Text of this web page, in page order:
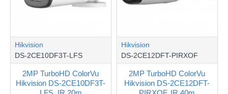
Hikvision
DS-2CE10DF3T-LFS
2MP TurboHD ColorVu
Hikvision DS-2CE10DF3T-
Hikvision
DS-2CE12DFT-PIRXOF
2MP TurboHD ColorVu
Hikvision DS-2CE12DFT-